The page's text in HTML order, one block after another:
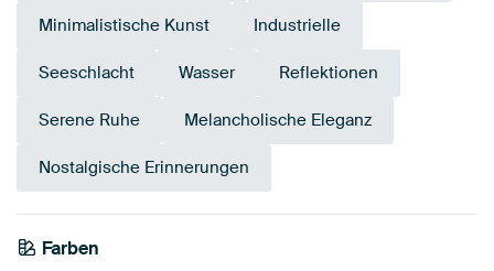
Minimalistische Kunst Industrielle
Seeschlacht Wasser Reflektionen
Serene Ruhe Melancholische Eleganz
Nostalgische Erinnerungen
Farben
Braun
Taupe
Blau